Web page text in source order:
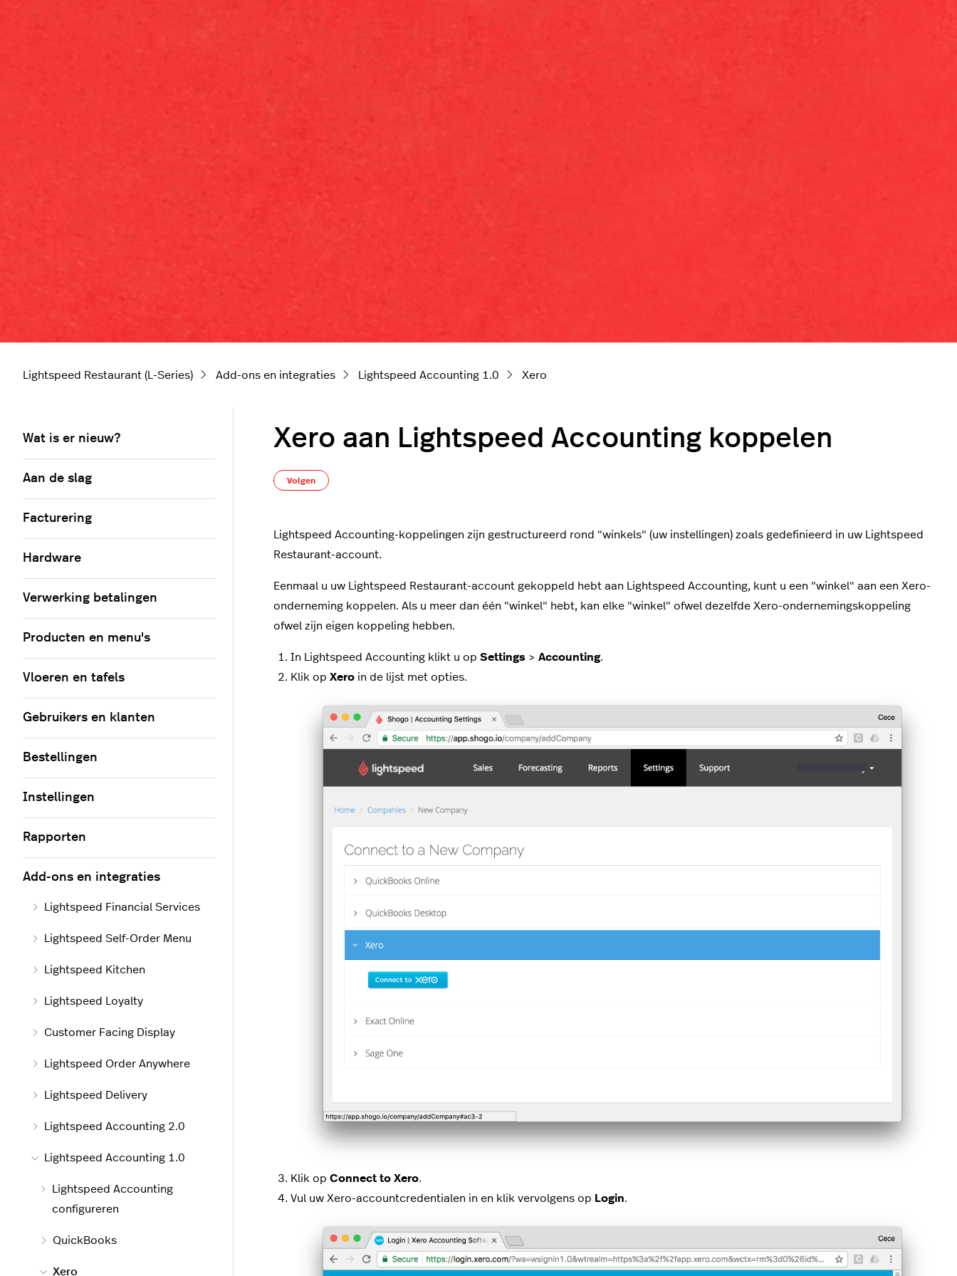
Lightspeed Restaurant (L-Series) Add-ons en integraties Lightspeed Accounting 1.0 Xero
Xero aan Lightspeed Accounting koppelen
Volgen
Lightspeed Accounting-koppelingen zijn gestructureerd rond "winkels" (uw instellingen) zoals gedefinieerd in uw Lightspeed
Restaurant-account.
Eenmaal u uw Lightspeed Restaurant-account gekoppeld hebt aan Lightspeed Accounting, kunt u een "winkel" aan een Xero-
onderneming koppelen. Als u meer dan één "winkel" hebt, kan elke "winkel" ofwel dezelfde Xero-ondernemingskoppeling
ofwel zijn eigen koppeling hebben.
In Lightspeed Accounting klikt u op Settings > Accounting.
Klik op Xero in de lijst met opties.
Klik op Connect to Xero.
Vul uw Xero-accountcredentialen in en klik vervolgens op Login.
Wat is er nieuw?
Aan de slag
Facturering
Hardware
Verwerking betalingen
Producten en menu's
Vloeren en tafels
Gebruikers en klanten
Bestellingen
Instellingen
Rapporten
Add-ons en integraties
Lightspeed Financial Services
Lightspeed Self-Order Menu
Lightspeed Kitchen
Lightspeed Loyalty
Customer Facing Display
Lightspeed Order Anywhere
Lightspeed Delivery
Lightspeed Accounting 2.0
Lightspeed Accounting 1.0
Lightspeed Accounting
configureren
QuickBooks
Xero